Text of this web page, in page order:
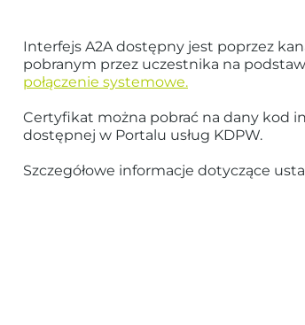
Interfejs A2A dostępny jest poprzez
pobranym przez uczestnika na
połączenie systemowe.
Certyfikat można pobrać na dany kod
dostępnej w Portalu usług KDPW.
Szczegółowe informacje dotyczące